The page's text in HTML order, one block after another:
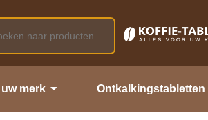
uw merk Ontkalkingstabletten